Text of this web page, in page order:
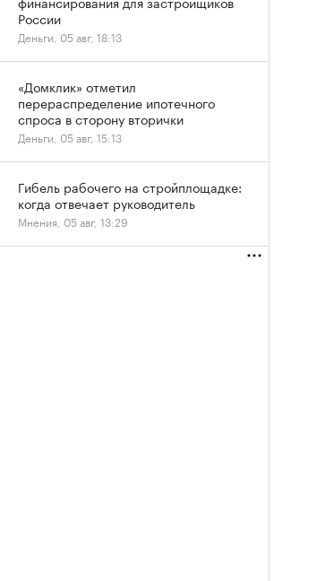
России
Деньги, 05 авг, 18:13
«Домклик» отметил
перераспределение ипотечного
спроса в сторону вторички
Деньги, 05 авг, 15:13
Гибель рабочего на стройплощадке:
когда отвечает руководитель
Мнения, 05 авг, 13:29